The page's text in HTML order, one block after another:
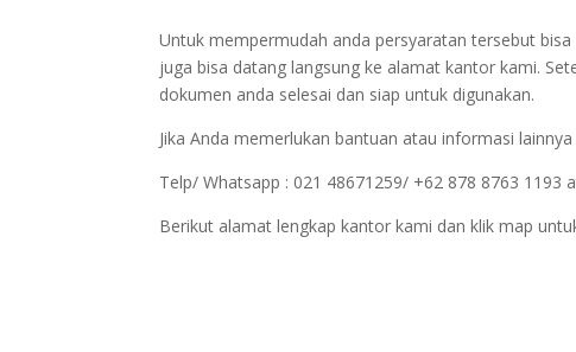
Untuk mempermudah anda persyaratan tersebut
juga bisa datang langsung ke alamat kantor kami.
dokumen anda selesai dan siap untuk digunakan.
Jika Anda memerlukan bantuan atau informasi
Telp/ Whatsapp : 021 48671259/ +62 878 8763 1193
Berikut alamat lengkap kantor kami dan klik map